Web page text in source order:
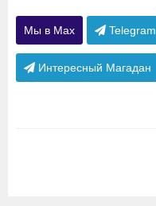
Мы в Max Telegram
Интересный Магадан